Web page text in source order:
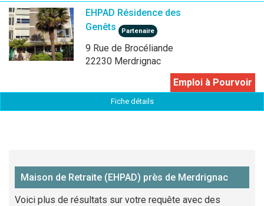
EHPAD Résidence des
Genêts
Partenaire
9 Rue de Brocéliande
22230 Merdrignac
Emploi à Pourvoir
Fiche détails
Maison de Retraite (EHPAD) près de Merdrignac
Voici plus de résultats sur votre requête avec des